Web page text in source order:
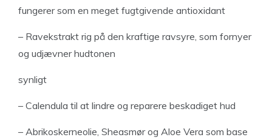
fungerer som en meget fugtgivende antioxidant
– Ravekstrakt rig på den kraftige ravsyre, som fornyer
og udjævner hudtonen
synligt
– Calendula til at lindre og reparere beskadiget hud
– Abrikoskerneolie, Sheasmør og Aloe Vera som base